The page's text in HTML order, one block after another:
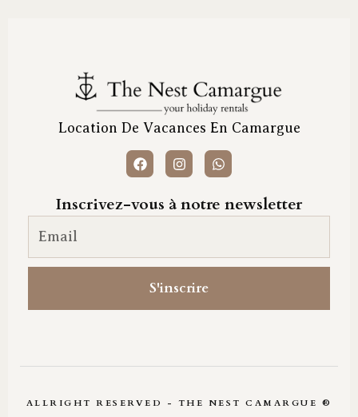
Location De Vacances En Camargue
Inscrivez-vous à notre newsletter
S'inscrire
ALLRIGHT RESERVED - THE NEST CAMARGUE ®